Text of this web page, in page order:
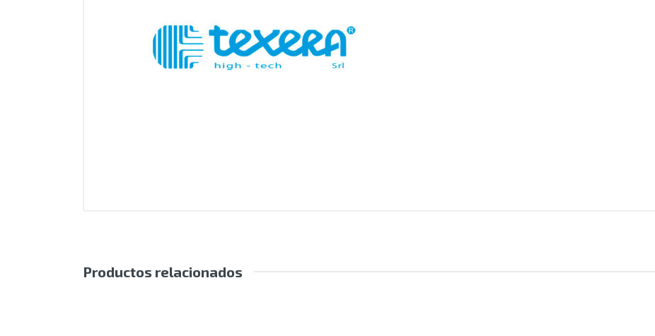
Productos relacionados